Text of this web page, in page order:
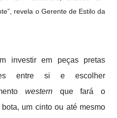
revela o Gerente de Estilo da
investir em peças pretas
entre si e escolher
western que fará o
um cinto ou até mesmo